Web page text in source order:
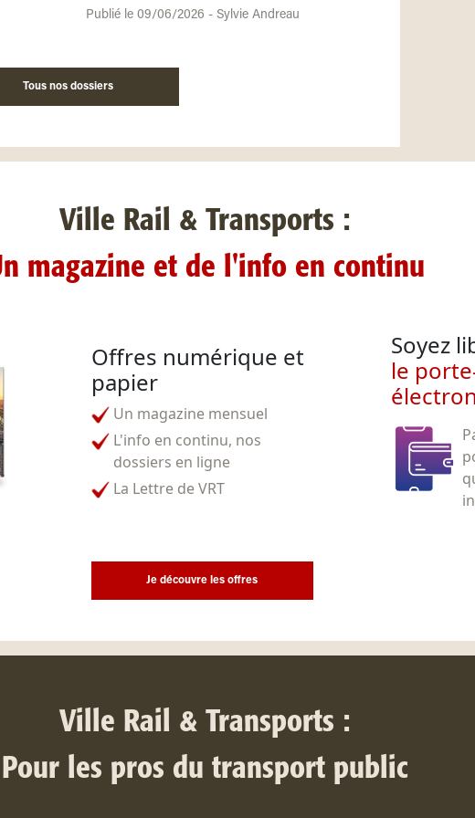
Publié le 09/06/2026 - Sylvie Andreau
Tous nos dossiers
Ville Rail & Transports :
magazine et de l'info en continu
Offres numérique et
papier
Un magazine mensuel
L'info en continu, nos
dossiers en ligne
La Lettre de VRT
Soyez
le
Je découvre les offres
Ville Rail & Transports :
Pour les pros du transport public